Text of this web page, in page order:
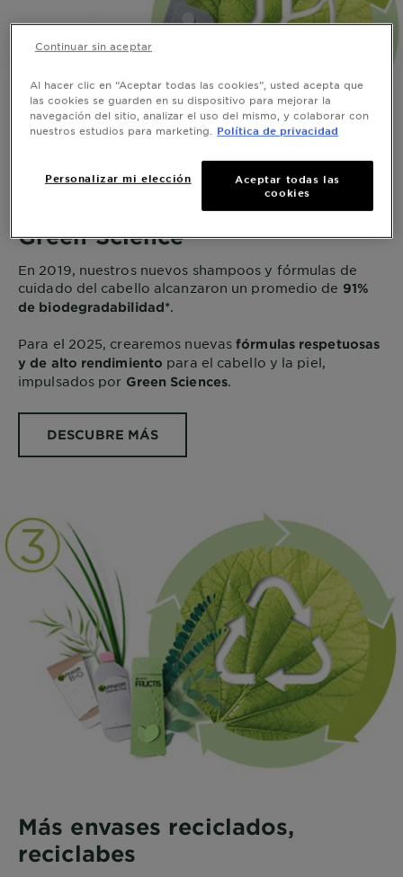
Mas fórmulas ecológicas y
Green Science
En 2019, nuestros nuevos shampoos y fórmulas de
cuidado del cabello alcanzaron un promedio de 91%
de biodegradabilidad*.
Para el 2025, crearemos nuevasfórmulas respetuosas
y de alto rendimiento para el cabello y la piel,
impulsados por Green Sciences.
DESCUBRE MÁS
Más envases reciclados,
reciclabes
Al hacer clic en “Aceptar todas las cookies”, usted acepta que
las cookies se guarden en su dispositivo para mejorar la
navegación del sitio, analizar el uso del mismo, y colaborar con
nuestros estudios para marketing. Política de privacidad
Aceptar todas las
cookies
Personalizar mi elección
Continuar sin aceptar